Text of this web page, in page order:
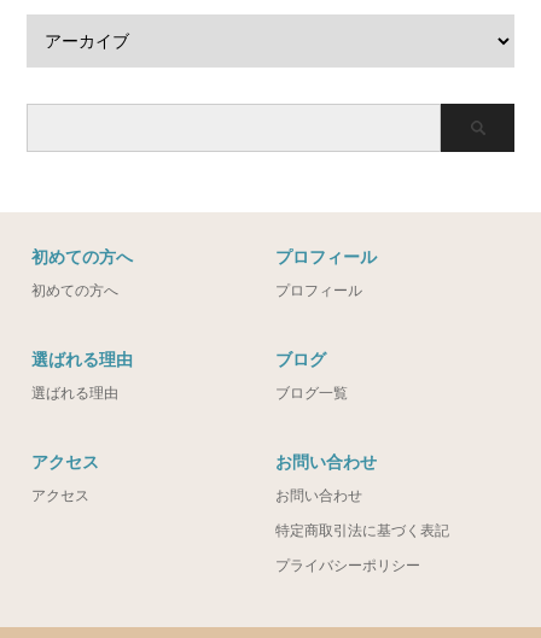
初めての方へ
初めての方へ
プロフィール
プロフィール
選ばれる理由
選ばれる理由
ブログ
ブログ一覧
アクセス
アクセス
お問い合わせ
お問い合わせ
特定商取引法に基づく表記
プライバシーポリシー